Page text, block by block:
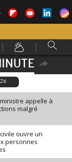
appelle à
malgré
ouvre un
personnes